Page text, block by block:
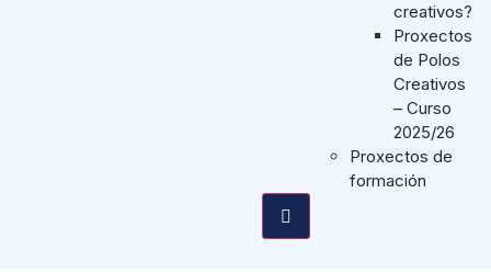
creativos?
Proxectos
de Polos
Creativos
– Curso
2025/26
Proxectos de
formación